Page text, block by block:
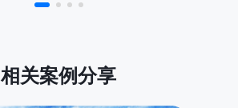
相关案例分享